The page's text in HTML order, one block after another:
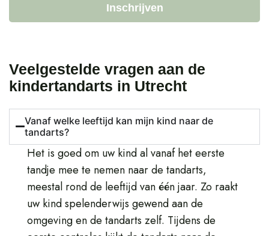
Inschrijven
Veelgestelde vragen aan de
kindertandarts in Utrecht
Vanaf welke leeftijd kan mijn kind naar de
tandarts?
Het is goed om uw kind al vanaf het eerste
tandje mee te nemen naar de tandarts,
meestal rond de leeftijd van één jaar. Zo raakt
uw kind spelenderwijs gewend aan de
omgeving en de tandarts zelf. Tijdens de